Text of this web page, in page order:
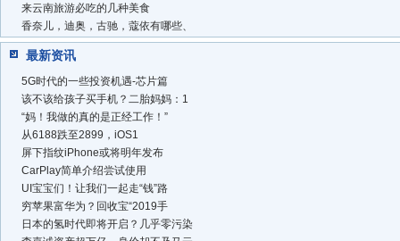
来云南旅游必吃的几种美食
香奈儿，迪奥，古驰，蔻依有哪些、
最新资讯
5G时代的一些投资机遇-芯片篇
该不该给孩子买手机？二胎妈妈：1
“妈！我做的真的是正经工作！”
从6188跌至2899，iOS1
屏下指纹iPhone或将明年发布
CarPlay简单介绍尝试使用
UI宝宝们！让我们一起走“钱”路
穷苹果富华为？回收宝“2019手
日本的氢时代即将开启？几乎零污染